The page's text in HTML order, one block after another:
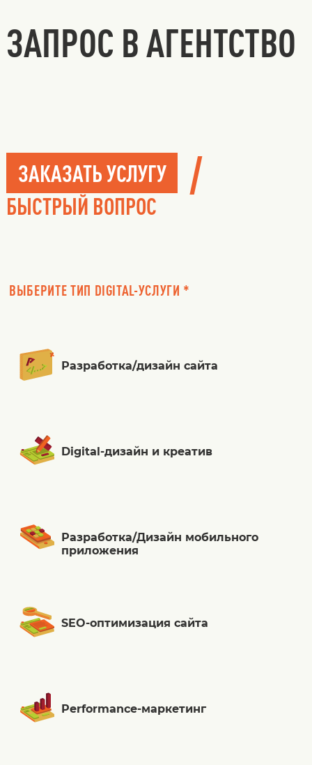
ЗАПРОС В АГЕНТСТВО
ЗАКАЗАТЬ УСЛУГУ /
БЫСТРЫЙ ВОПРОС
ВЫБЕРИТЕ ТИП DIGITAL-УСЛУГИ *
Разработка/дизайн сайта
Digital-дизайн и креатив
Разработка/Дизайн мобильного
приложения
SEO-оптимизация сайта
Performance-маркетинг